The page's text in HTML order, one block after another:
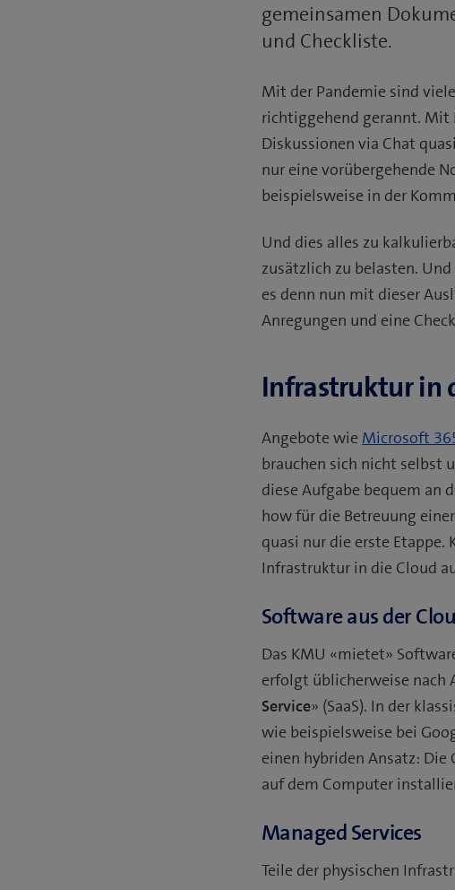
gemeinsamen
und Checkliste.
Mit der Pandemie sind
richtiggehend gerannt. Mit
Diskussionen via Chat
nur eine vorübergehende
beispielsweise in der
Und dies alles zu
zusätzlich zu belasten.
es denn nun mit dieser
Anregungen und eine
Infrastruktur in
Angebote wie Microsoft
brauchen sich nicht selbst
diese Aufgabe bequem an
how für die Betreuung
quasi nur die erste
Infrastruktur in die Cloud
Software aus der
Das KMU «mietet»
erfolgt üblicherweise nach
Service» (SaaS). In der
wie beispielsweise bei
einen hybriden Ansatz:
auf dem Computer
Managed Services
Teile der physischen